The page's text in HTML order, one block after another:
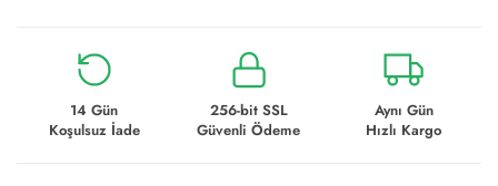
14 Gün
Koşulsuz İade
256-bit SSL
Güvenli Ödeme
Aynı Gün
Hızlı Kargo